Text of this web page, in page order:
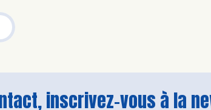
inscrivez-vous à la